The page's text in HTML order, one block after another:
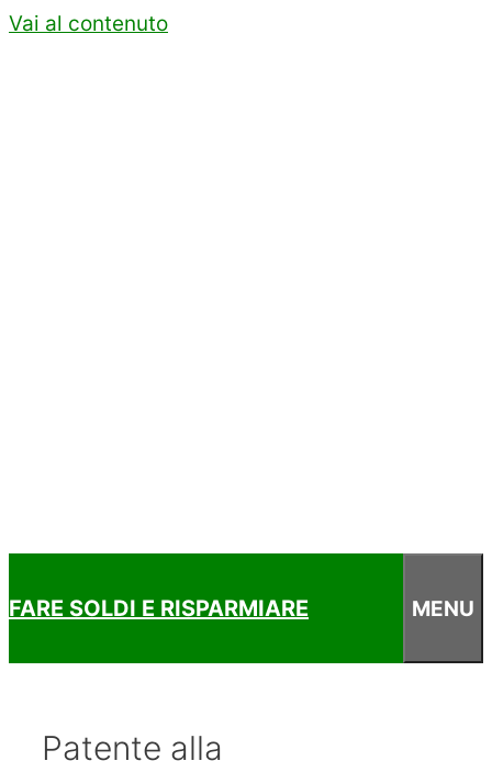
Vai al contenuto
FARE SOLDI E RISPARMIARE MENU
Patente alla